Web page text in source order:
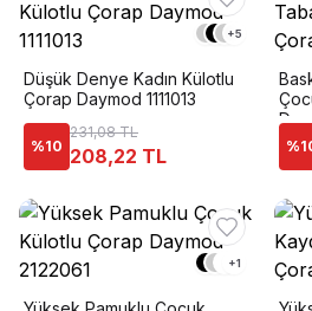
+5
Düşük Denye Kadın Külotlu
Çorap Daymod 1111013
%10
231,08 TL
208,22 TL %
+1